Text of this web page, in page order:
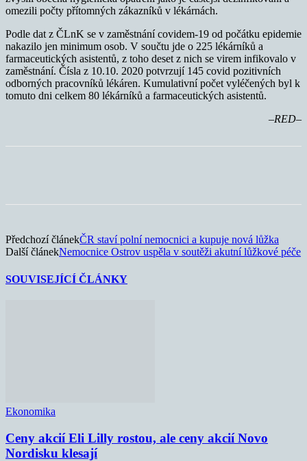
omezili počty přítomných zákazníků v lékárnách.
Podle dat z ČLnK se v zaměstnání covidem-19 od počátku epidemie
nakazilo jen minimum osob. V součtu jde o 225 lékárníků a
farmaceutických asistentů, z toho deset z nich se virem infikovalo v
zaměstnání. Čísla z 10.10. 2020 potvrzují 145 covid pozitivních
odborných pracovníků lékáren. Kumulativní počet vyléčených byl k
tomuto dni celkem 80 lékárníků a farmaceutických asistentů.
–RED–
Předchozí článekČR staví polní nemocnici a kupuje nová lůžka
Další článekNemocnice Ostrov uspěla v soutěži akutní lůžkové péče
SOUVISEJÍCÍ ČLÁNKY
Ekonomika
Ceny akcií Eli Lilly rostou, ale ceny akcií Novo
Nordisku klesají